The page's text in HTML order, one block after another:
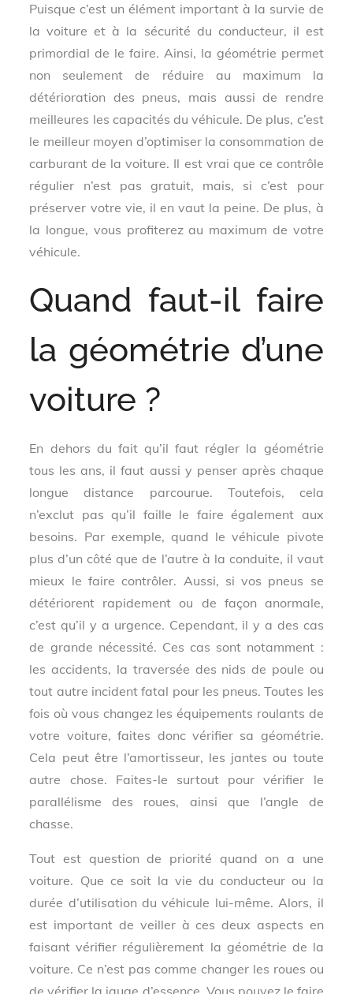
Puisque c’est un élément important à la survie de
la voiture et à la sécurité du conducteur, il est
primordial de le faire. Ainsi, la géométrie permet
non seulement de réduire au maximum la
détérioration des pneus, mais aussi de rendre
meilleures les capacités du véhicule. De plus, c’est
le meilleur moyen d’optimiser la consommation de
carburant de la voiture. Il est vrai que ce contrôle
régulier n’est pas gratuit, mais, si c’est pour
préserver votre vie, il en vaut la peine. De plus, à
la longue, vous profiterez au maximum de votre
véhicule.
Quand faut-il faire
la géométrie d’une
voiture ?
En dehors du fait qu’il faut régler la géométrie
tous les ans, il faut aussi y penser après chaque
longue distance parcourue. Toutefois, cela
n’exclut pas qu’il faille le faire également aux
besoins. Par exemple, quand le véhicule pivote
plus d’un côté que de l’autre à la conduite, il vaut
mieux le faire contrôler. Aussi, si vos pneus se
détériorent rapidement ou de façon anormale,
c’est qu’il y a urgence. Cependant, il y a des cas
de grande nécessité. Ces cas sont notamment :
les accidents, la traversée des nids de poule ou
tout autre incident fatal pour les pneus. Toutes les
fois où vous changez les équipements roulants de
votre voiture, faites donc vérifier sa géométrie.
Cela peut être l’amortisseur, les jantes ou toute
autre chose. Faites-le surtout pour vérifier le
parallélisme des roues, ainsi que l’angle de
chasse.
Tout est question de priorité quand on a une
voiture. Que ce soit la vie du conducteur ou la
durée d’utilisation du véhicule lui-même. Alors, il
est important de veiller à ces deux aspects en
faisant vérifier régulièrement la géométrie de la
voiture. Ce n’est pas comme changer les roues ou